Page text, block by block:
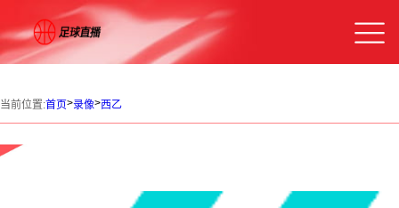
当前位置:首页>录像>西乙